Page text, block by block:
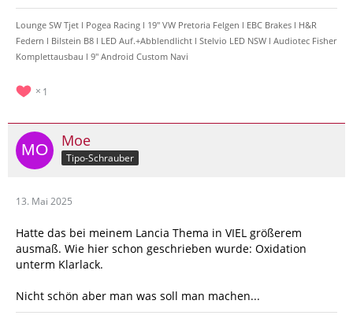
Lounge SW Tjet l Pogea Racing l 19" VW Pretoria Felgen l EBC Brakes l H&R
Federn l Bilstein B8 l LED Auf.+Abblendlicht l Stelvio LED NSW l Audiotec Fisher
Komplettausbau l 9" Android Custom Navi
1
Moe
Tipo-Schrauber
13. Mai 2025
Hatte das bei meinem Lancia Thema in VIEL größerem
ausmaß. Wie hier schon geschrieben wurde: Oxidation
unterm Klarlack.
Nicht schön aber man was soll man machen...